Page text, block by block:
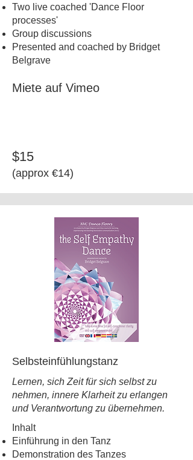
Two live coached 'Dance Floor
processes'
Group discussions
Presented and coached by Bridget
Belgrave
Miete auf Vimeo
$15
​(approx €14)
Selbsteinfühlungstanz
Lernen, sich Zeit für sich selbst zu
nehmen, innere Klarheit zu erlangen
und Verantwortung zu übernehmen.
Inhalt
Einführung in den Tanz
Demonstration des Tanzes